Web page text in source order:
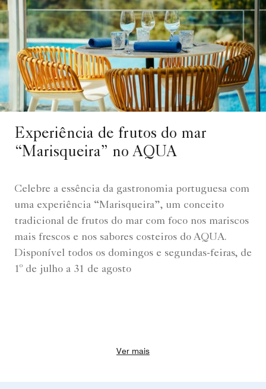
Experiência de frutos do mar
“Marisqueira” no AQUA
Celebre a essência da gastronomia portuguesa com
uma experiência “Marisqueira”, um conceito
tradicional de frutos do mar com foco nos mariscos
mais frescos e nos sabores costeiros do AQUA.
Disponível todos os domingos e segundas-feiras, de
1º de julho a 31 de agosto
Ver mais